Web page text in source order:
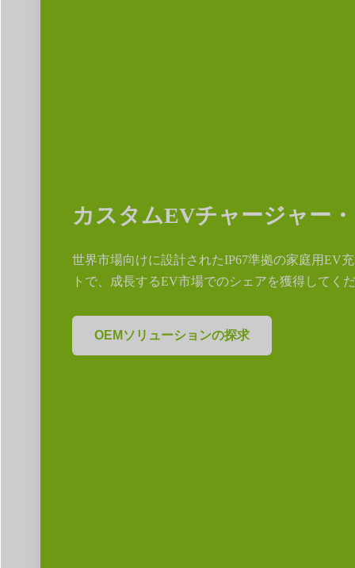
カスタムEVチャージャー
世界市場向けに設計されたIP67準拠の家庭用EV
トで、成長するEV市場でのシェアを獲得してく
OEMソリューションの探求